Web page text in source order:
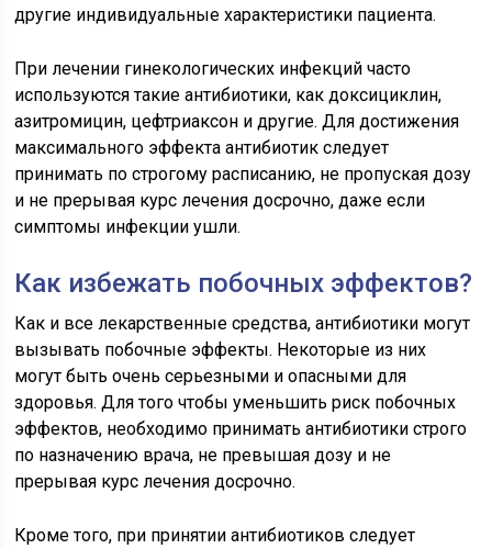
другие индивидуальные характеристики пациента.
При лечении гинекологических инфекций часто
используются такие антибиотики, как доксициклин,
азитромицин, цефтриаксон и другие. Для достижения
максимального эффекта антибиотик следует
принимать по строгому расписанию, не пропуская дозу
и не прерывая курс лечения досрочно, даже если
симптомы инфекции ушли.
Как избежать побочных эффектов?
Как и все лекарственные средства, антибиотики могут
вызывать побочные эффекты. Некоторые из них
могут быть очень серьезными и опасными для
здоровья. Для того чтобы уменьшить риск побочных
эффектов, необходимо принимать антибиотики строго
по назначению врача, не превышая дозу и не
прерывая курс лечения досрочно.
Кроме того, при принятии антибиотиков следует